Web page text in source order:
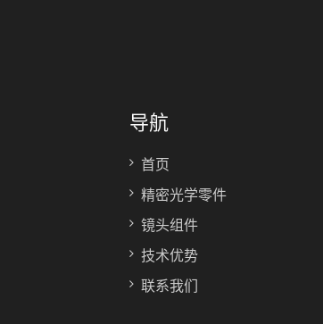
导航
首页
精密光学零件
镜头组件
技术优势
联系我们